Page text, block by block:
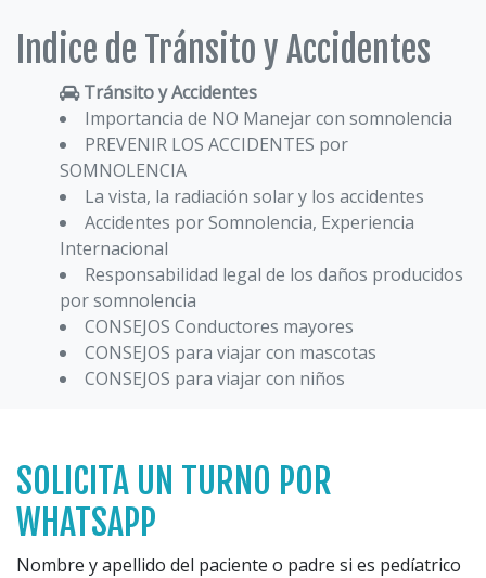
Indice de Tránsito y Accidentes
Tránsito y Accidentes
Importancia de NO Manejar con somnolencia
PREVENIR LOS ACCIDENTES por
SOMNOLENCIA
La vista, la radiación solar y los accidentes
Accidentes por Somnolencia, Experiencia
Internacional
Responsabilidad legal de los daños producidos
por somnolencia
CONSEJOS Conductores mayores
CONSEJOS para viajar con mascotas
CONSEJOS para viajar con niños
SOLICITA UN TURNO POR
WHATSAPP
Nombre y apellido del paciente o padre si es pedíatrico